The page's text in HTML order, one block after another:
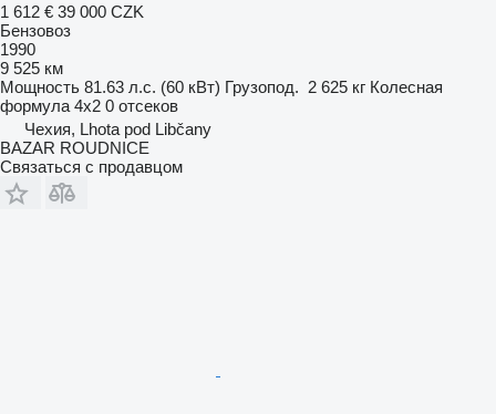
1 612 € 39 000 CZK
Бензовоз
1990
9 525 км
Мощность 81.63 л.с. (60 кВт) Грузопод. 2 625 кг Колесная
формула 4x2 0 отсеков
Чехия, Lhota pod Libčany
BAZAR ROUDNICE
Связаться с продавцом